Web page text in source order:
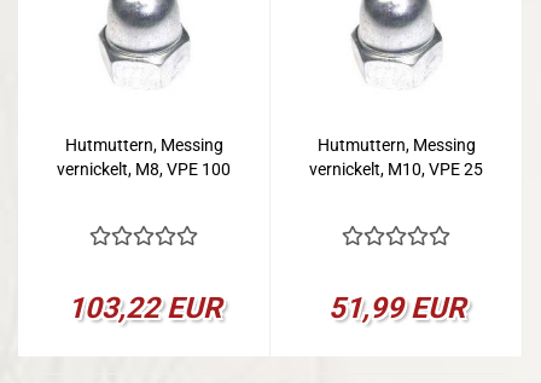
Hutmuttern, Messing
vernickelt, M8, VPE 100
103,22 EUR
Hutmuttern, Messing
vernickelt, M10, VPE 25
51,99 EUR